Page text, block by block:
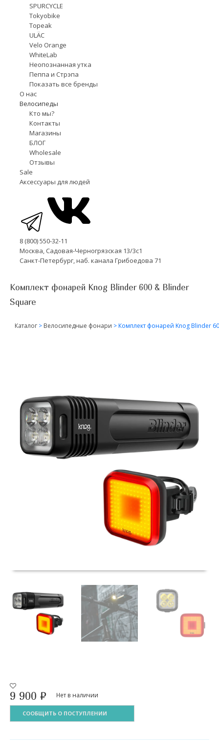
SPURCYCLE
Tokyobike
Topeak
ULÄC
Velo Orange
WhiteLab
Неопознанная утка
Пеппа и Стрэпа
Показать все бренды
О нас
Велосипеды
Кто мы?
Контакты
Магазины
БЛОГ
Wholesale
Отзывы
Sale
Аксессуары для людей
8 (800) 550-32-11
Москва, Садовая-Черногрязская 13/3с1
Санкт-Петербург, наб. канала Грибоедова 71
Комплект фонарей Knog Blinder 600 & Blinder
Square
Каталог > Велосипедные фонари >Комплект фонарей Knog Blinder
9 900 ₽ Нет в наличии
СООБЩИТЬ О ПОСТУПЛЕНИИ